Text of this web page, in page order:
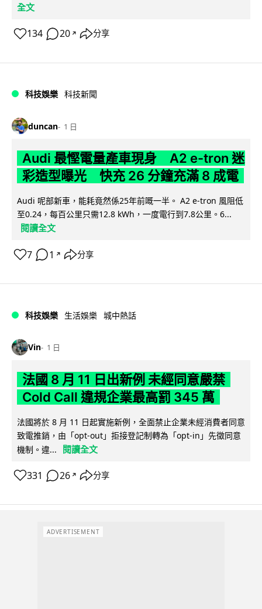
全文
134 20 ↗ 分享
科技娛樂 科技新聞
duncan 1 日
Audi 最慳電量產車現身 A2 e-tron 迷
彩造型曝光 快充 26 分鐘充滿 8 成電
Audi 呢部新車，能耗竟然係25年前嘅一半。 A2 e-tron 風阻低
至0.24，每百公里只需12.8 kWh，一度電行到7.8公里。6...
閱讀全文
7 1 ↗ 分享
科技娛樂 生活娛樂 城中熱話
Vin 1 日
法國 8 月 11 日出新例 未經同意嚴禁
Cold Call 違規企業最高罰 345 萬
法國將於 8 月 11 日起實施新例，全面禁止企業未經消費者同意
致電推銷，由「opt-out」拒接登記制轉為「opt-in」先徵同意
機制。違...
閱讀全文
331 26 ↗ 分享
ADVERTISEMENT